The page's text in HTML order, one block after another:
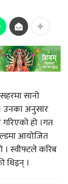
सानो
उनका अनुसार
गरिएको हो ।गत
आयोजित
। स्वीफ्टले करिब
थिइन् ।